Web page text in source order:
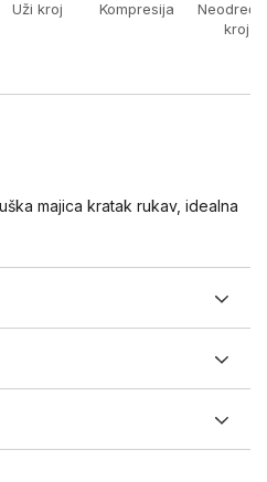
Uži kroj Kompresija
kroj
majica kratak rukav, idealna